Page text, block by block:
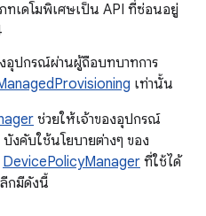
ภทเดโมพิเศษเป็น API ที่ซ่อนอยู่
อุปกรณ์ผ่านผู้ถือบทบาทการ
เท่านั้น
ช่วยให้เจ้าของอุปกรณ์
งคับใช้นโยบายต่างๆ ของ
DevicePolicyManager ที่ใช้ได้
กมีดังนี้